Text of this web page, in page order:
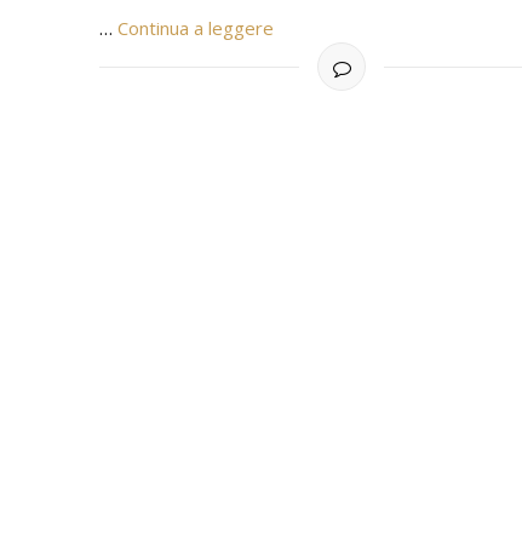
… Continua a leggere